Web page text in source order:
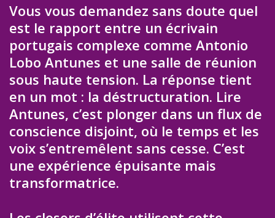
Vous vous demandez sans doute quel
est le rapport entre un écrivain
portugais complexe comme Antonio
Lobo Antunes et une salle de réunion
sous haute tension. La réponse tient
en un mot : la déstructuration. Lire
Antunes, c’est plonger dans un flux de
conscience disjoint, où le temps et les
voix s’entremêlent sans cesse. C’est
une expérience épuisante mais
transformatrice.